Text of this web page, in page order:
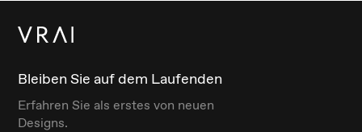
Bleiben Sie auf dem Laufenden
Erfahren Sie als erstes von neuen
Designs.